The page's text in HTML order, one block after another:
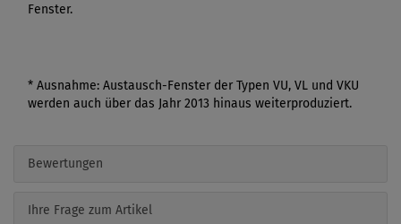
Fenster.
* Ausnahme: Austausch-Fenster der Typen VU, VL und VKU
werden auch über das Jahr 2013 hinaus weiterproduziert.
Bewertungen
Ihre Frage zum Artikel